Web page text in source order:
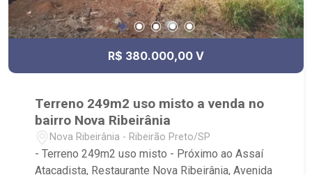
R$ 380.000,00 V
Terreno 249m2 uso misto a venda no
bairro Nova Ribeirânia
Nova Ribeirânia - Ribeirão Preto/SP
- Terreno 249m2 uso misto - Próximo ao Assaí
Atacadista, Restaurante Nova Ribeirânia, Avenida